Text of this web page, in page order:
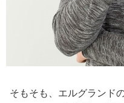
そもそも、エルグランド